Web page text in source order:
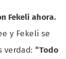
Fekeli ahora.
y Fekeli se
verdad: “Todo